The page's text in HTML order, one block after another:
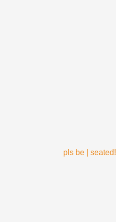
pls be | seated!